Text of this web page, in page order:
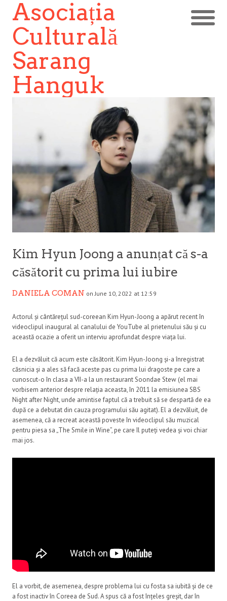
Asociația
Culturală
Sarang
Hanguk
Kim Hyun Joong a anunțat că s-a
căsătorit cu prima lui iubire
DANIELA COMAN on June 10, 2022 at 12:59
Actorul și cântărețul sud-coreean Kim Hyun-Joong a apărut recent în
videoclipul inaugural al canalului de YouTube al prietenului său și cu
această ocazie a oferit un interviu aprofundat despre viața lui.
El a dezvăluit că acum este căsătorit. Kim Hyun-Joong și-a înregistrat
căsnicia și a ales să facă aceste pas cu prima lui dragoste pe care a
cunoscut-o în clasa a VII-a la un restaurant Soondae Stew (el mai
vorbisem anterior despre relația aceasta, în 2011 la emisiunea SBS
Night after Night, unde amintise faptul că a trebuit să se despartă de ea
după ce a debutat din cauza programului său agitat). El a dezvăluit, de
asemenea, că a recreat această poveste în videoclipul său muzical
pentru piesa sa „The Smile in Wine”, pe care îl puteți vedea și voi chiar
mai jos.
El a vorbit, de asemenea, despre problema lui cu fosta sa iubită și de ce
a fost inactiv în Coreea de Sud. A spus că a fost înțeles greșit, dar în